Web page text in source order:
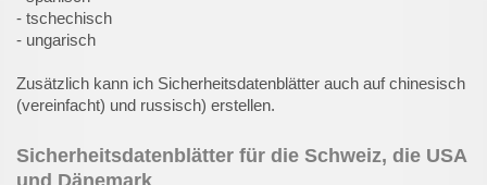
- tschechisch
- ungarisch
Zusätzlich kann ich Sicherheitsdatenblätter auch auf chinesisch
(vereinfacht) und russisch) erstellen.
Sicherheitsdatenblätter für die Schweiz, die USA